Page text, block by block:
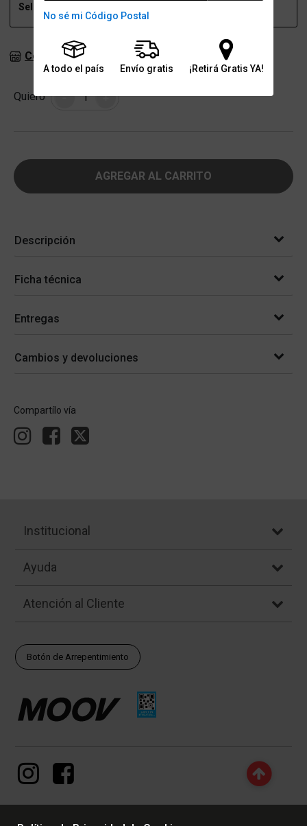
No sé mi Código Postal
A todo el país Envío gratis ¡Retirá Gratis YA!
Seleccioná talle
Consultar stock en sucursales
Quiero -
Cantidad +
AGREGAR AL CARRITO
Descripción
Ficha técnica
Entregas
Cambios y devoluciones
Compartílo vía
Institucional
Ayuda
Atención al Cliente
Botón de Arrepentimiento